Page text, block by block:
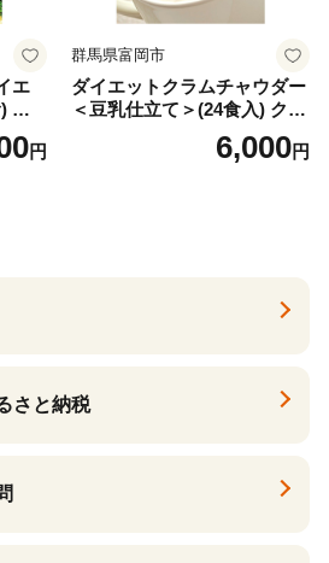
エ
小
ト
チ円
群馬県富岡市
ダイエットクラムチャウダー
＜豆乳仕立て＞(24食入) クラ
ムチャウダー 豆乳 ダイエッ
ト スープ プロテイン たんぱ
6,000円
さと納税